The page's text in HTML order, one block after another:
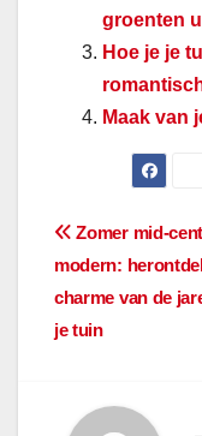
groenten
Hoe je je
Maak van
Zomer mid-
modern:
charme van de
je tuin